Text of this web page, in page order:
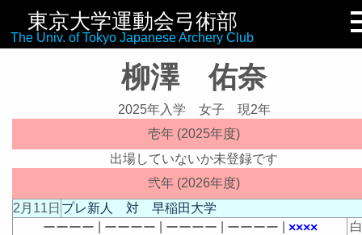
東京大学運動会弓術部
The Univ. of Tokyo Japanese Archery Club
リンク集
柳澤 佑奈
2025年入学 女子 現2年
壱年 (2025年度)
出場していないか未登録です
弐年 (2026年度)
2月11日 プレ新人 対 早稲田大学
ーーーー ーーーー ーーーー ーーーー ××××